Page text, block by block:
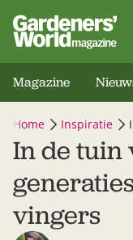
Magazine
Home Inspiratie
In de tuin
vingers